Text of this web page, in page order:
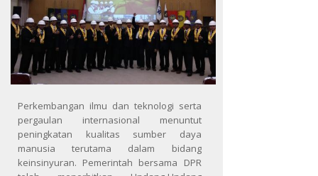
Perkembangan ilmu dan teknologi serta
pergaulan internasional menuntut
peningkatan kualitas sumber daya
manusia terutama dalam bidang
keinsinyuran. Pemerintah bersama DPR